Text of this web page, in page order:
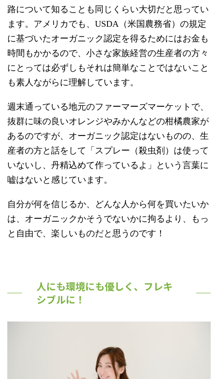
路について知ることも同じくらい大切だと思ってい
ます。アメリカでも、USDA（米国農務省）の規定
に基づいたオーガニック認定を得るためにはお金も
時間もかかるので、小さな家族経営の生産者の方々
にとっては必ずしもそれは簡単なことではないこと
も素人ながらに理解しています。
週末通っている地元のファーマーズマーケットで、
抜群に味の良いオレンジやみかんなどの柑橘農家が
あるのですが、オーガニック認定はないものの、生
産者の方と話をして「スプレー（殺虫剤）は使って
いないし、丹精込めて作っているよ」という言葉に
嘘はないと感じています。
自分が何を信じるか、どんな人から何を買いたいか
は、オーガニックかそうでないかに拘るより、もっ
と自由で、楽しいものだと思うのです！
人にも環境にも優しく、フレキ
シブルに！